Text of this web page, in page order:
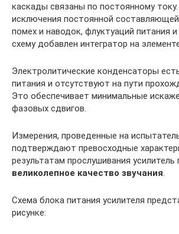
каскады связаны по постоянному
исключения постоянной
помех и наводок, флуктуаций питания и
схему добавлен интегратор на
Электролитические конденсаторы
питания и отсутствуют на пути
Это обеспечивает минимальные
фазовых сдвигов.
Измерения, проведенные на
подтверждают превосходные
результатам прослушивания усилитель
великолепное качество звучания.
Схема блока питания усилителя
рисунке: